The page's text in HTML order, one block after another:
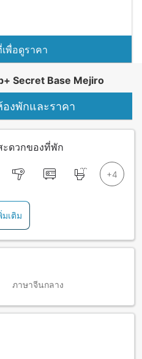
พื่อดูราคา
Secret Base Mejiro
งพักและราคา
ะดวกของที่พัก
มเติม
ภาษาจีนกลาง